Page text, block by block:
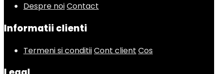
Despre noiContact
Informatii clienti
Termeni si conditiiCont client Cos